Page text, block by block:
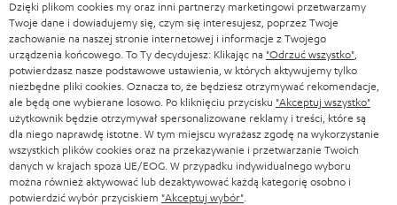
t
e
r
a
SMART HOME
BLUETOOTH
SŁUCHAWKI
SŁUCHAWKI BLUETOOTH
WIEŻE HI-FI
B2B
BLOG
NEWSLETTER
SKLEPY
KORZYŚCI
AUSTRIA
SZWAJCARIA
HOLANDIA
BELGIA
Dzięki plikom cookies my oraz inni partnerzy marketingowi przetwarzamy
Twoje dane i dowiadujemy się, czym się interesujesz, poprzez Twoje
zachowanie na naszej stronie internetowej i informacje z Twojego
urządzenia końcowego. To Ty decydujesz: Klikając na "Odrzuć wszystko"
potwierdzasz nasze podstawowe ustawienia, w których aktywujemy tylko
niezbędne pliki cookies. Oznacza to, że będziesz otrzymywać rekomendacje,
ale będą one wybierane losowo. Po kliknięciu przycisku "Akceptuj wszystko"
użytkownik będzie otrzymywał spersonalizowane reklamy i treści, które są
dla niego naprawdę istotne. W tym miejscu wyrażasz zgodę na wykorzystanie
wszystkich plików cookies oraz na przekazywanie i przetwarzanie Twoich
danych w krajach spoza UE/EOG. W przypadku indywidualnego wyboru
można również aktywować lub dezaktywować każdą kategorię osobno i
potwierdzić wybór przyciskiem "Akceptuj wybór"